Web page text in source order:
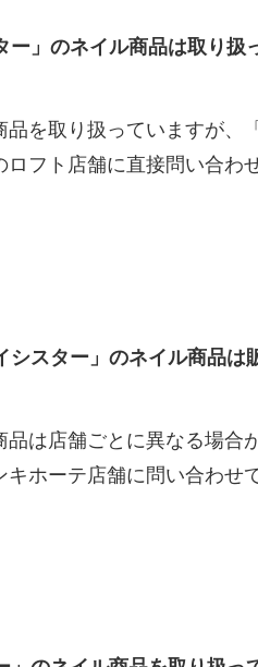
ー」のネイル商品は取り扱
品を取り扱っていますが
フト店舗に直接問い合わ
シスター」のネイル商品は
品は店舗ごとに異なる場
ホーテ店舗に問い合わせ